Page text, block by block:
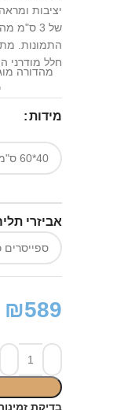
יציבות
של 3
התמונות.
חלל מודרני
מידות
אביזרי
₪589
בדיקת